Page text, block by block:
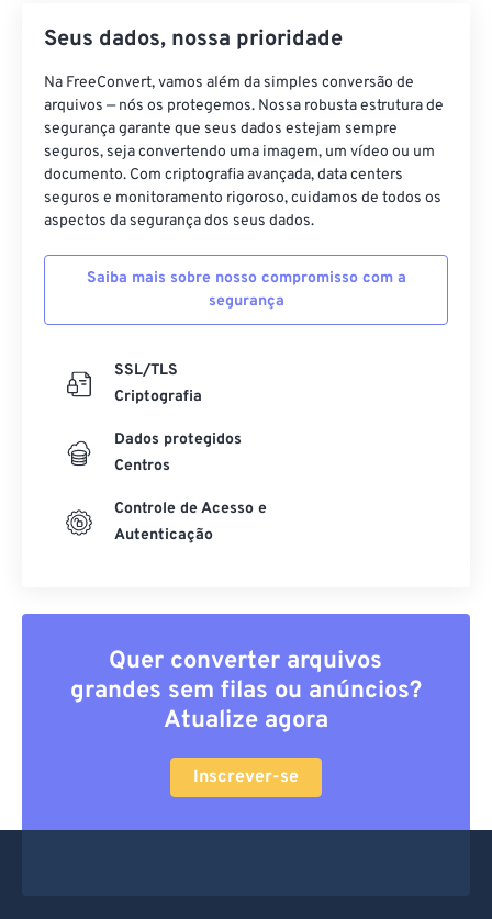
Seus dados, nossa prioridade
Na FreeConvert, vamos além da simples conversão de
arquivos — nós os protegemos. Nossa robusta estrutura de
segurança garante que seus dados estejam sempre
seguros, seja convertendo uma imagem, um vídeo ou um
documento. Com criptografia avançada, data centers
seguros e monitoramento rigoroso, cuidamos de todos os
aspectos da segurança dos seus dados.
Saiba mais sobre nosso compromisso com a
segurança
SSL/TLS
Criptografia
Dados protegidos
Centros
Controle de Acesso e
Autenticação
Quer converter arquivos
grandes sem filas ou anúncios?
Atualize agora
Inscrever-se